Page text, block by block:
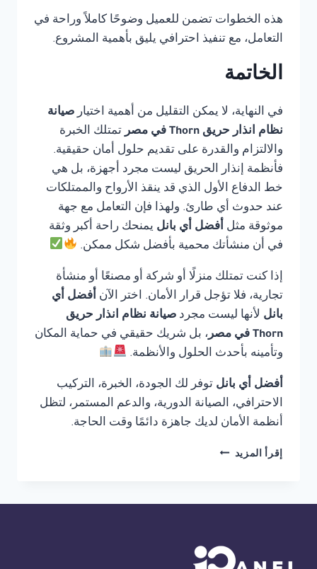
هذه الخطوات تضمن للعميل وضوحًا كاملاً وراحة في
التعامل، مع تنفيذ احترافي يليق بأهمية المشروع.
الخاتمة
في النهاية، لا يمكن التقليل من أهمية اختيار صيانة
نظام انذار حريق Thorn في مصر
تمتلك الخبرة
والالتزام والقدرة على تقديم حلول أمان حقيقية.
فأنظمة إنذار الحريق ليست مجرد أجهزة، بل هي
خط الدفاع الأول الذي قد ينقذ الأرواح والممتلكات
عند حدوث أي طارئ. ولهذا فإن التعامل مع جهة
موثوقة مثل أفضل أي بانل يمنحك راحة أكبر وثقة
في أن منشأتك محمية بأفضل شكل ممكن.
إذا كنت تمتلك منزلًا أو شركة أو مصنعًا أو منشأة
تجارية، فلا تؤجل قرار الأمان. اختر الآن أفضل أي
بانل لأنها ليست مجرد صيانة نظام انذار حريق
Thorn في مصر
، بل شريك حقيقي في حماية المكان
وتأمينه بأحدث الحلول والأنظمة.
أفضل أي بانل توفر لك الجودة، الخبرة، التركيب
الاحترافي، الصيانة الدورية، والدعم المستمر، لتظل
أنظمة الأمان لديك جاهزة دائمًا وقت الحاجة.
إقرأ المزيد صيانة